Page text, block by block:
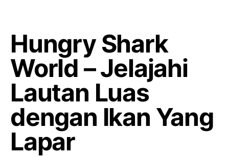
Hungry Shark
World – Jelajahi
Lautan Luas
dengan Ikan Yang
Lapar